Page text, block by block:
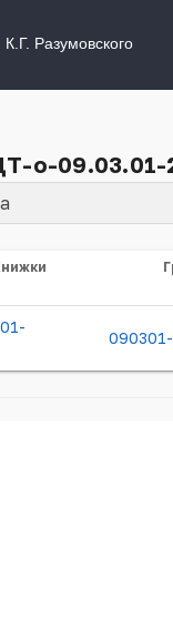
Разумовского
о-09.03.01-